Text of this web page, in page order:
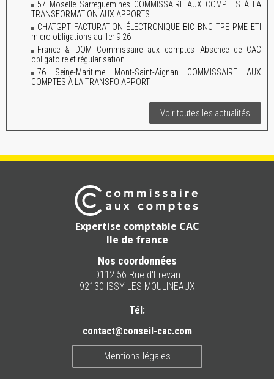
57 Moselle Sarreguemines COMMISSAIRE AUX COMPTES À LA
TRANSFORMATION AUX APPORTS
CHATGPT FACTURATION ÉLECTRONIQUE BIC BNC TPE PME ETI
micro obligations au 1er 9 26
France & DOM Commissaire aux comptes Absence de CAC
obligatoire et régularisation
76 Seine-Maritime Mont-Saint-Aignan COMMISSAIRE AUX
COMPTES À LA TRANSFO APPORT
Voir toutes les actualités
Expertise comptable CAC
Ile de france
Nos coordonnées
D112 56 Rue d'Erevan
92130 ISSY LES MOULINEAUX
Tél:
contact@conseil-cac.com
Mentions légales